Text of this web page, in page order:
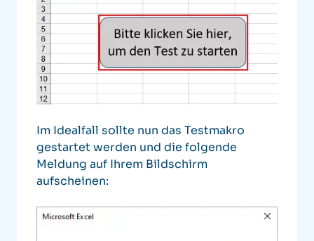
Im Idealfall sollte nun das Testmakro
gestartet werden und die folgende
Meldung auf Ihrem Bildschirm
aufscheinen: